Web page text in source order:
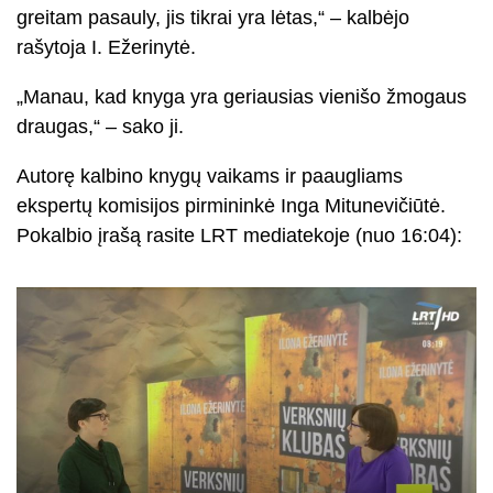
greitam pasauly, jis tikrai yra lėtas,“ – kalbėjo
rašytoja I. Ežerinytė.
„Manau, kad knyga yra geriausias vienišo žmogaus
draugas,“ – sako ji.
Autorę kalbino knygų vaikams ir paaugliams
ekspertų komisijos pirmininkė Inga Mitunevičiūtė.
Pokalbio įrašą rasite LRT mediatekoje (nuo 16:04):